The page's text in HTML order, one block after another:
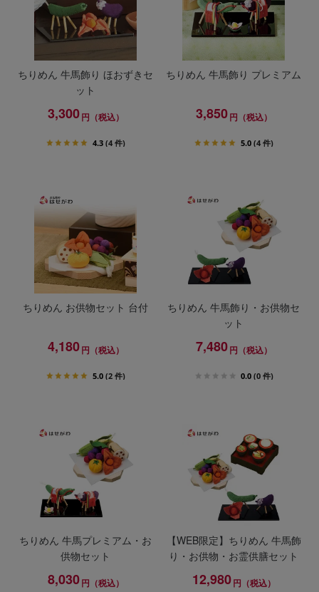
ちりめん 牛馬飾り ほおずきセ
ット
3,300円（税込）
4.3 (4 件)
ちりめん 牛馬飾り プレミアム
3,850円（税込）
5.0 (4 件)
ちりめん お供物セット 台付
4,180円（税込）
5.0 (2 件)
ちりめん 牛馬飾り・お供物セ
ット
7,480円（税込）
0.0 (0 件)
ちりめん 牛馬プレミアム・お
供物セット
8,030円（税込）
【WEB限定】ちりめん 牛馬飾
り・お供物・お霊供膳セット
12,980円（税込）